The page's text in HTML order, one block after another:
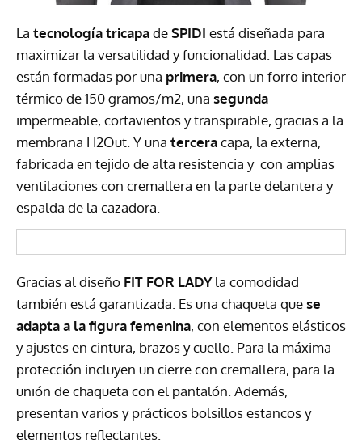
La tecnología tricapadeSPIDI está diseñada para
maximizar la versatilidad y funcionalidad. Las capas
están formadas por una primera, con un forro interior
térmico de 150 gramos/m2, una segunda
impermeable, cortavientos y transpirable, gracias a la
membrana H2Out. Y una terceracapa, la externa,
fabricada en tejido de alta resistencia y con amplias
ventilaciones con cremallera en la parte delantera y
espalda de la cazadora.
Gracias al diseño FIT FOR LADYla comodidad
también está garantizada. Es una chaqueta quese
adapta a la figura femenina, con elementos elásticos
y ajustes en cintura, brazos y cuello. Para la máxima
protección incluyen un cierre con cremallera, para la
unión de chaqueta con el pantalón. Además,
presentan varios y prácticos bolsillos estancos y
elementos reflectantes.